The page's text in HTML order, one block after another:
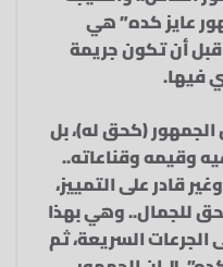
عايز كده” هي
أن تكون جريمة
فيها.
(كحق له)، بل
وقيمه وقناعاته..
قادر على التمييز،
للجمال.. وهي بهذا
الجرعات السريعة، ثم